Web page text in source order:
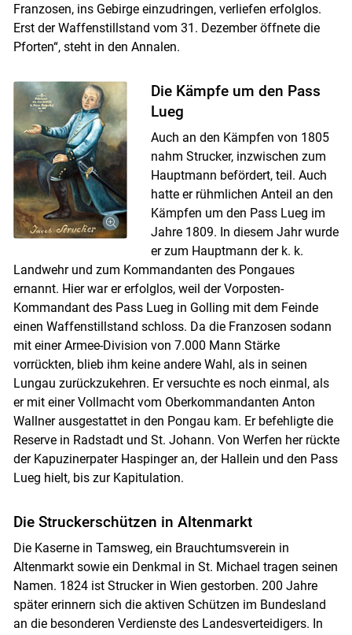
Franzosen, ins Gebirge einzudringen, verliefen erfolglos.
Erst der Waffenstillstand vom 31. Dezember öffnete die
Pforten“, steht in den Annalen.
Die Kämpfe um den Pass
Lueg
Auch an den Kämpfen von 1805
nahm Strucker, inzwischen zum
Hauptmann befördert, teil. Auch
hatte er rühmlichen Anteil an den
Kämpfen um den Pass Lueg im
Jahre 1809. In diesem Jahr wurde
er zum Hauptmann der k. k.
Landwehr und zum Kommandanten des Pongaues
ernannt. Hier war er erfolglos, weil der Vorposten-
Kommandant des Pass Lueg in Golling mit dem Feinde
einen Waffenstillstand schloss. Da die Franzosen sodann
mit einer Armee-Division von 7.000 Mann Stärke
vorrückten, blieb ihm keine andere Wahl, als in seinen
Lungau zurückzukehren. Er versuchte es noch einmal, als
er mit einer Vollmacht vom Oberkommandanten Anton
Wallner ausgestattet in den Pongau kam. Er befehligte die
Reserve in Radstadt und St. Johann. Von Werfen her rückte
der Kapuzinerpater Haspinger an, der Hallein und den Pass
Lueg hielt, bis zur Kapitulation.
Die Struckerschützen in Altenmarkt
Die Kaserne in Tamsweg, ein Brauchtumsverein in
Altenmarkt sowie ein Denkmal in St. Michael tragen seinen
Namen. 1824 ist Strucker in Wien gestorben. 200 Jahre
später erinnern sich die aktiven Schützen im Bundesland
an die besonderen Verdienste des Landesverteidigers. In